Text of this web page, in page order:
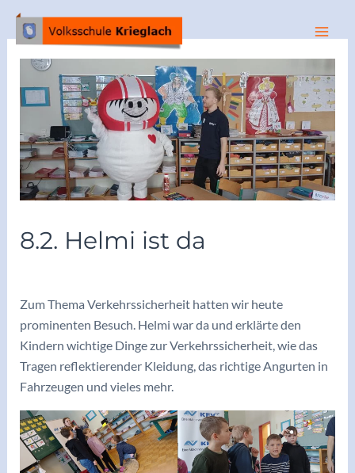
Zum
Inhalt
springen
Main
8.2. Helmi ist da
Zum Thema Verkehrssicherheit hatten wir heute
prominenten Besuch. Helmi war da und erklärte den
Kindern wichtige Dinge zur Verkehrssicherheit, wie das
Tragen reflektierender Kleidung, das richtige Angurten in
Fahrzeugen und vieles mehr.